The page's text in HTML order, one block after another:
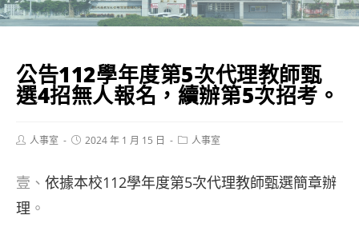
公告112學年度第5次代理教師甄
選4招無人報名，續辦第5次招考。
Post人事室
Post2024 年 1 月 15 日
Post人事室
壹、 依據本校112學年度第5次代理教師甄選簡章辦
理 。